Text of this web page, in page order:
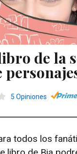
de la
5 Opiniones
todos los